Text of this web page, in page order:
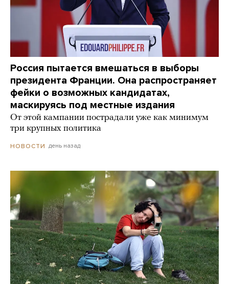
Россия пытается вмешаться в выборы
президента Франции. Она распространяет
фейки о возможных кандидатах,
маскируясь под местные издания
От этой кампании пострадали уже как минимум
три крупных политика
НОВОСТИ день назад